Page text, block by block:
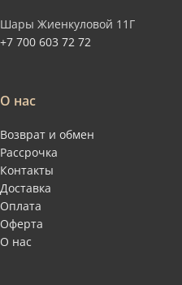
Шары Жиенкуловой 11Г
+7 700 603 72 72
О нас
Возврат и обмен
Рассрочка
Контакты
Доставка
Оплата
Оферта
О нас